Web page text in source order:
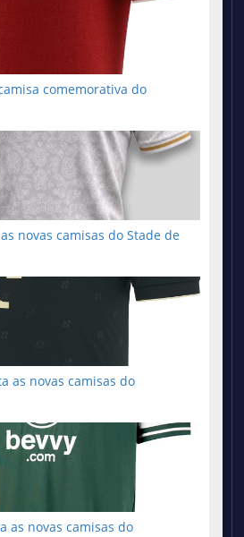
comemorativa do
novas camisas do Stade de
as novas camisas do
as novas camisas do